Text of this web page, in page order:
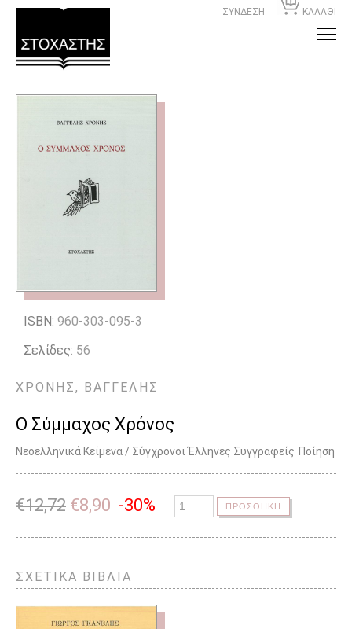
ΣΥΝΔΕΣΗ ΚΑΛΑΘΙ
ISBN: 960-303-095-3
Σελίδες: 56
ΧΡΟΝΗΣ, ΒΑΓΓΕΛΗΣ
Ο Σύμμαχος Χρόνος
Νεοελληνικά Κείμενα / Σύγχρονοι Έλληνες Συγγραφείς Ποίηση
€12,72 €8,90 -30% ΠΡΟΣΘΗΚΗ
ΣΧΕΤΙΚΑ ΒΙΒΛΙΑ